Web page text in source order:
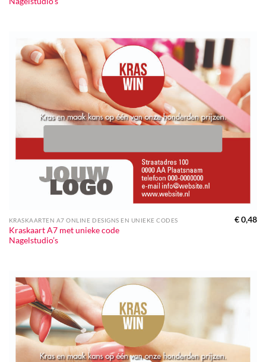
KRASKAARTEN A7 ONLINE DESIGNS EN UNIEKE CODES
Kraskaart A7 met unieke code
Nagelstudio’s
€0,48